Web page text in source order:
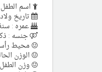
اسم
تاريخ ولادته :
عمره :
جنسه :
محيط
الوزن
وزن